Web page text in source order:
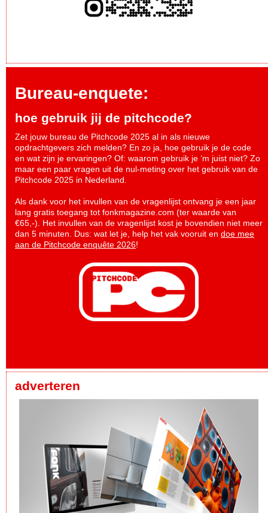
Bureau-enquete:
hoe gebruik jij de pitchcode?
Zet jouw bureau de Pitchcode 2025 al in als nieuwe
opdrachtgevers zich melden? En zo ja, hoe gebruik je de code
en wat zijn je ervaringen? Of: waarom gebruik je ‘m juist niet? Zo
maar een paar vragen uit de nul-meting over het gebruik van de
Pitchcode 2025 in Nederland.
Als dank voor het invullen van de vragenlijst ontvang je een jaar
lang gratis toegang tot fonkmagazine.com (ter waarde van
€65,-). Het invullen van de vragenlijst kost je bovendien niet meer
dan 5 minuten. Dus: wat let je, help het vak vooruit en doe mee
aan de Pitchcode enquête 2026!
adverteren